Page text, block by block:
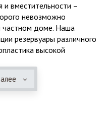
грунта (даже в
отсутствие
и вместительности –
невозможно
частном доме. Наша
резервуары различного
высокой
использования –
обустройство